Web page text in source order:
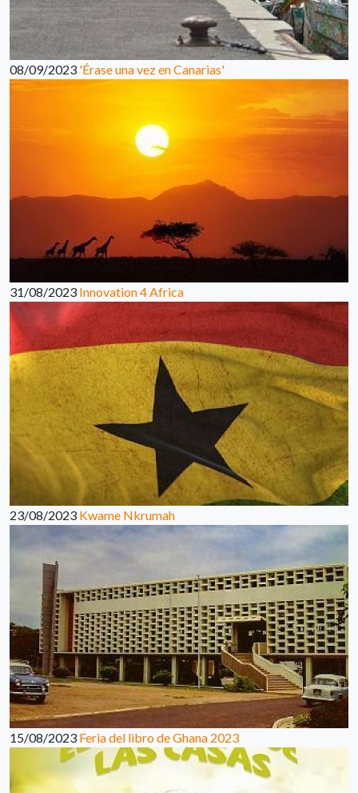
08/09/2023 'Érase una vez en Canarias'
31/08/2023 Innovation 4 Africa
23/08/2023 Kwame Nkrumah
15/08/2023 Feria del libro de Ghana 2023